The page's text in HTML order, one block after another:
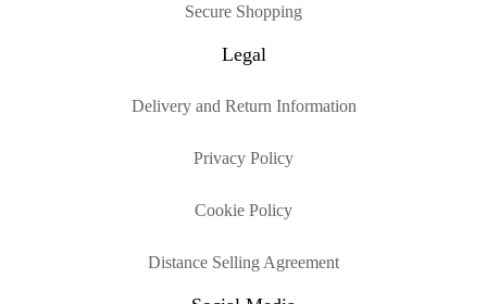
Secure Shopping
Legal
Delivery and Return Information
Privacy Policy
Cookie Policy
Distance Selling Agreement